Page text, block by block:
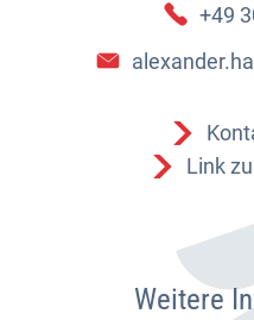
+49
Link
Weitere